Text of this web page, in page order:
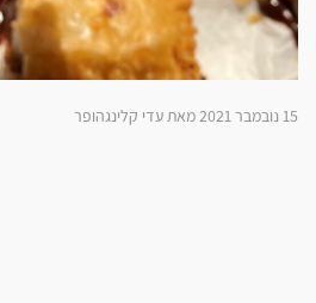
15 נובמבר 2021 מאת עדי קלינגהופר